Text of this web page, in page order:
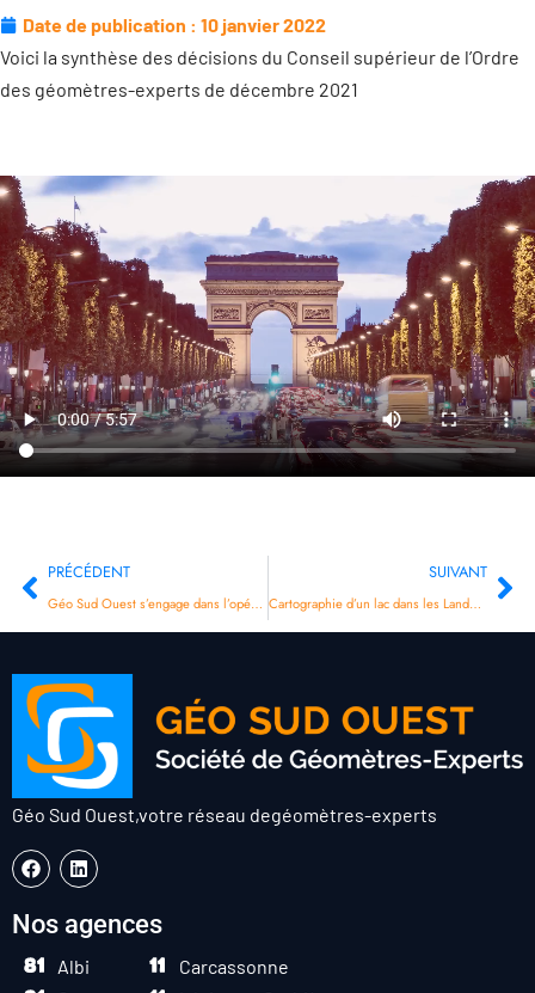
Date de publication : 10 janvier 2022
Voici la synthèse des décisions du Conseil supérieur de l’Ordre
des géomètres-experts de décembre 2021
PRÉCÉDENT
Géo Sud Ouest s’engage dans l’opération Blue Parking
SUIVANT
Cartographie d’un lac dans les Landes par bathymétrie
Géo Sud Ouest,votre réseau degéomètres-experts
Nos agences
Albi
Carcassonne